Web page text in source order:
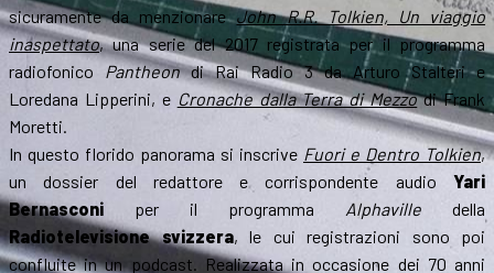
sicuramente da menzionareJohn R.R. Tolkien, Un viaggio
inaspettato, una serie del 2017 registrata per il programma
radiofonico Pantheondi Rai Radio 3 da Arturo Stalteri e
Loredana Lipperini, e Cronache dalla Terra di Mezzodi Frank
Moretti.
In questo florido panorama si inscrive Fuori e Dentro Tolkien,
un dossier del redattore e corrispondente audio Yari
Bernasconi per il programma Alphaville della
Radiotelevisione svizzera, le cui registrazioni sono poi
confluite in un podcast. Realizzata in occasione dei 70 anni